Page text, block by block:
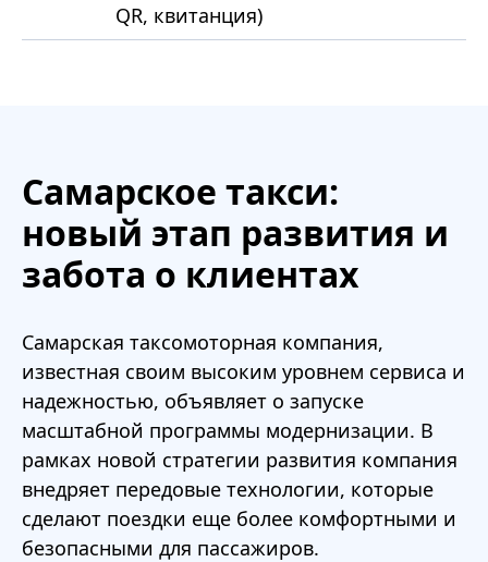
QR, квитанция)
Самарское такси:
новый этап развития и
забота о клиентах
Самарская таксомоторная компания,
известная своим высоким уровнем сервиса и
надежностью, объявляет о запуске
масштабной программы модернизации. В
рамках новой стратегии развития компания
внедряет передовые технологии, которые
сделают поездки еще более комфортными и
безопасными для пассажиров.